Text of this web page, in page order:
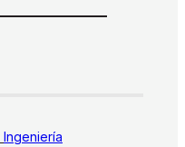
Ingeniería